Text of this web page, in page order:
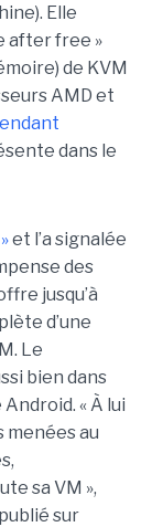
Elle
after free »
de KVM
AMD et
dans le
et l’a signalée
des
jusqu’à
d’une
Le
bien dans
« À lui
menées au
sa VM »,
sur